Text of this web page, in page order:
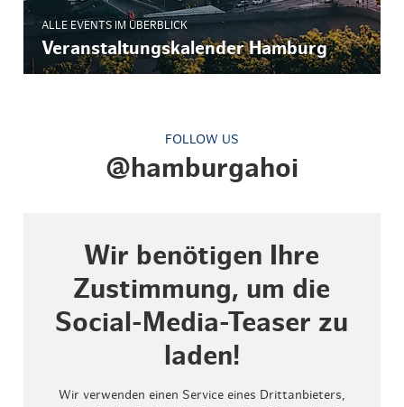
ALLE EVENTS IM ÜBERBLICK
Veranstaltungskalender Hamburg
FOLLOW US
@hamburgahoi
Wir benötigen Ihre
Zustimmung, um die
Social-Media-Teaser zu
laden!
Wir verwenden einen Service eines Drittanbieters,